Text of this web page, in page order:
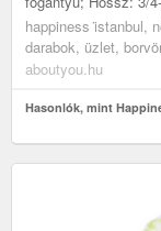
happiness i̇stanbul,
darabok, üzlet,
aboutyou.hu
Hasonlók, mint